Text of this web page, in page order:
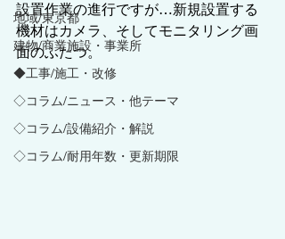
地域/東京都
建物/商業施設・事業所
◆工事/施工・改修
◇コラム/ニュース・他テーマ
◇コラム/設備紹介・解説
◇コラム/耐用年数・更新期限
設置作業の進行ですが…新規設置する
機材はカメラ、そしてモニタリング画
面のふたつ。